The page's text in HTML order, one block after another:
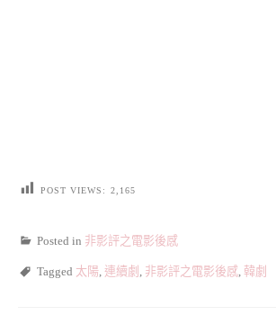
POST VIEWS: 2,165
Posted in 非影評之電影後感
Tagged 太陽 連續劇 非影評之電影後感 韓劇